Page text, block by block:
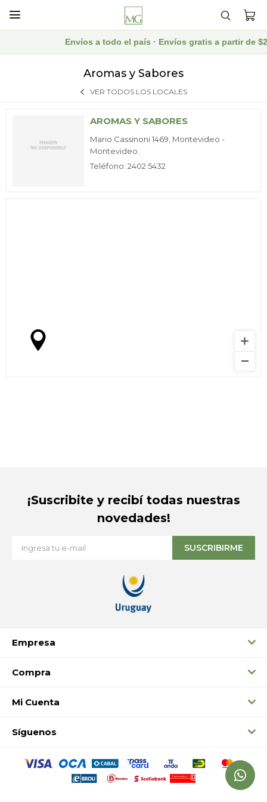

Envíos a todo el país · Envíos gratis a partir de
Aromas y Sabores
VER TODOS LOS LOCALES
AROMAS Y SABORES
Mario Cassinoni 1469, Montevideo -
Montevideo.
Teléfono: 2402 5432
Empresa
Compra
Mi Cuenta
Síguenos
¡Suscribite y recibí todas nuestras
novedades!
SUSCRIBIRME